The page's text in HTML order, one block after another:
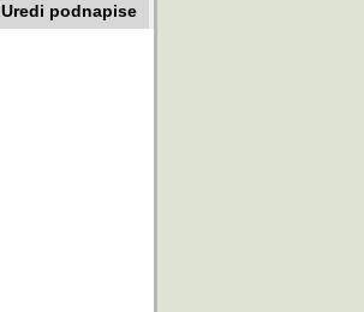
Uredi podnapise